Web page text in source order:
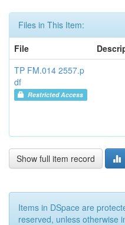
Files in This Item:
File
TP FM.014 2557.p
df
Restricted Access
Show full item record
Items in DSpace are
reserved, unless otherwise